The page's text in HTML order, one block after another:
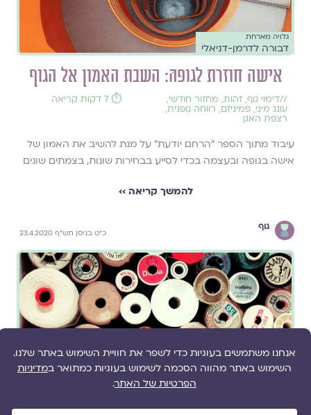
גלויה מארחת
דבורה לדרמן-דניאלי
אישה חוזרת לגופהּ: השבת האמון אל הגוף
//דימוי גוף, זהות, מחזור חודשי,
עונג מיני, פמיניזם, רווחה גופנית,
רצפת האגן
⏱️ 7 דקות קריאה
עיבוד מתוך הספר "הרחם יודעת" על מנת להשיב את האמון של
אישה בגופה ובעצמה בכדי לסייע בבחירות שונות, בצמתים שונים
להמשך קריאה ››
גוף
כ"ט בניסן תש"ף 23.4.2020